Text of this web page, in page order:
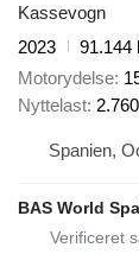
Kassevogn
2023
91.144
Motorydelse
Nyttelast
Spanien,
BAS World